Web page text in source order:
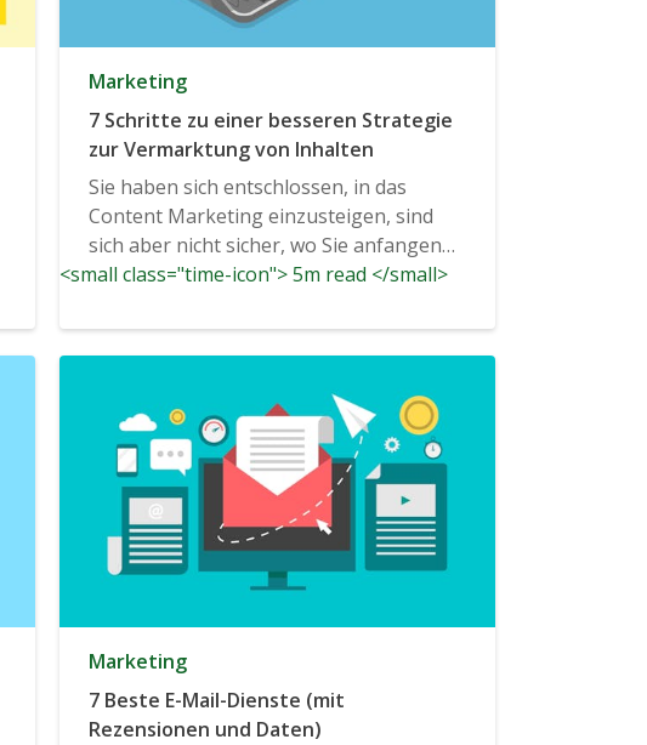
Marketing
7 Schritte zu einer besseren Strategie
zur Vermarktung von Inhalten
Sie haben sich entschlossen, in das
Content Marketing einzusteigen, sind
sich aber nicht sicher, wo Sie anfangen
sollen?...
<small class="time-icon"> 5m read </small>
Marketing
7 Beste E-Mail-Dienste (mit
Rezensionen und Daten)